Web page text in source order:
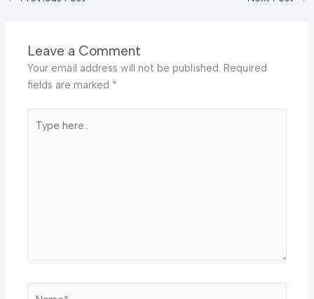
Leave a Comment
Your email address will not be published. Required
fields are marked *
here..